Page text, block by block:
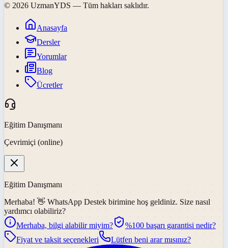
© 2026 UzmanYDS — Tüm hakları saklıdır.
Anasayfa
Dersler
Yorumlar
Blog
Ücretler
Eğitim Danışmanı
Çevrimiçi (online)
Eğitim Danışmanı
Merhaba! 👋 WhatsApp Destek birimine hoş geldiniz. Size nasıl
yardımcı olabiliriz?
Merhaba, bilgi alabilir miyim?
%100 başarı garantisi nedir?
Fiyat ve taksit seçenekleri
Lütfen beni arar mısınız?